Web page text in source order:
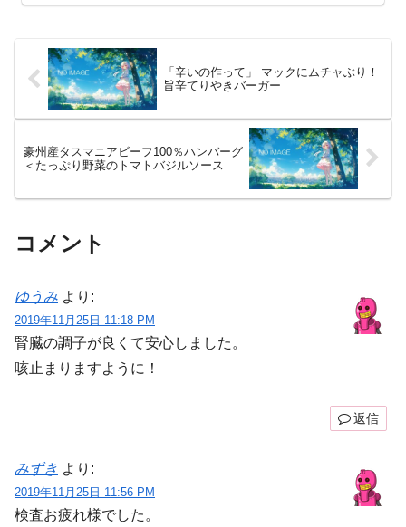
「辛いの作って」 マックにムチャぶり！
旨辛てりやきバーガー
豪州産タスマニアビーフ100％ハンバーグ
＜たっぷり野菜のトマトバジルソース
コメント
ゆうみ より:
2019年11月25日 11:18 PM
腎臓の調子が良くて安心しました。
咳止まりますように！
返信
みずき より:
2019年11月25日 11:56 PM
検査お疲れ様でした。